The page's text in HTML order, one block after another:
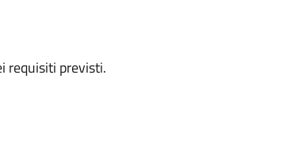
requisiti previsti.